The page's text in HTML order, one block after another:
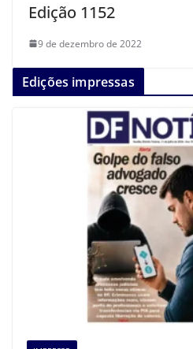
Edição 1152
9 de dezembro de 2022
Edições impressas